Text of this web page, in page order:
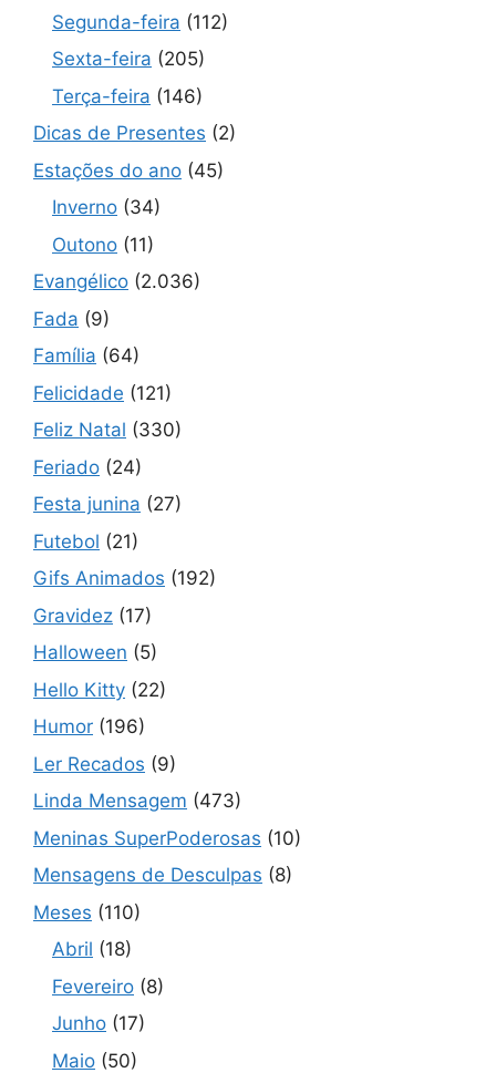
Segunda-feira (112)
Sexta-feira (205)
Terça-feira (146)
Dicas de Presentes (2)
Estações do ano (45)
Inverno (34)
Outono (11)
Evangélico (2.036)
Fada (9)
Família (64)
Felicidade (121)
Feliz Natal (330)
Feriado (24)
Festa junina (27)
Futebol (21)
Gifs Animados (192)
Gravidez (17)
Halloween (5)
Hello Kitty (22)
Humor (196)
Ler Recados (9)
Linda Mensagem (473)
Meninas SuperPoderosas (10)
Mensagens de Desculpas (8)
Meses (110)
Abril (18)
Fevereiro (8)
Junho (17)
Maio (50)